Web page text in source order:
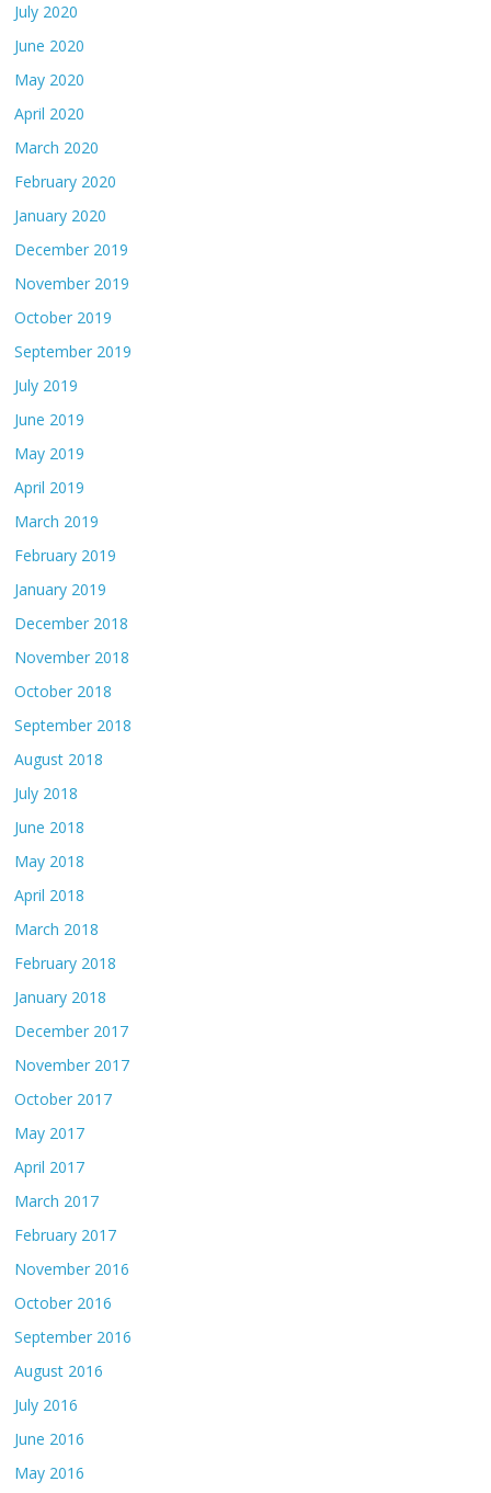
July 2020
June 2020
May 2020
April 2020
March 2020
February 2020
January 2020
December 2019
November 2019
October 2019
September 2019
July 2019
June 2019
May 2019
April 2019
March 2019
February 2019
January 2019
December 2018
November 2018
October 2018
September 2018
August 2018
July 2018
June 2018
May 2018
April 2018
March 2018
February 2018
January 2018
December 2017
November 2017
October 2017
May 2017
April 2017
March 2017
February 2017
November 2016
October 2016
September 2016
August 2016
July 2016
June 2016
May 2016